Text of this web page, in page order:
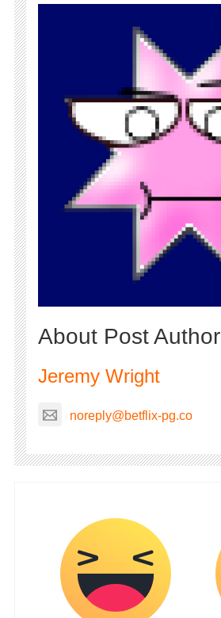
About Post Author
Jeremy Wright
noreply@betflix-pg.co